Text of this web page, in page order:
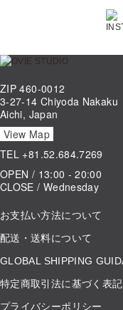
ZIP 460-0012
3-27-14 Chiyoda Nakaku
Aichi, Japan
View Map
TEL +81.52.684.7269
OPEN / 13:00 - 20:00
CLOSE / Wednesday
お支払い方法について
配送・送料について
GLOBAL SHIPPING
特定商取引法に基づく表記
プライバシーポリシー